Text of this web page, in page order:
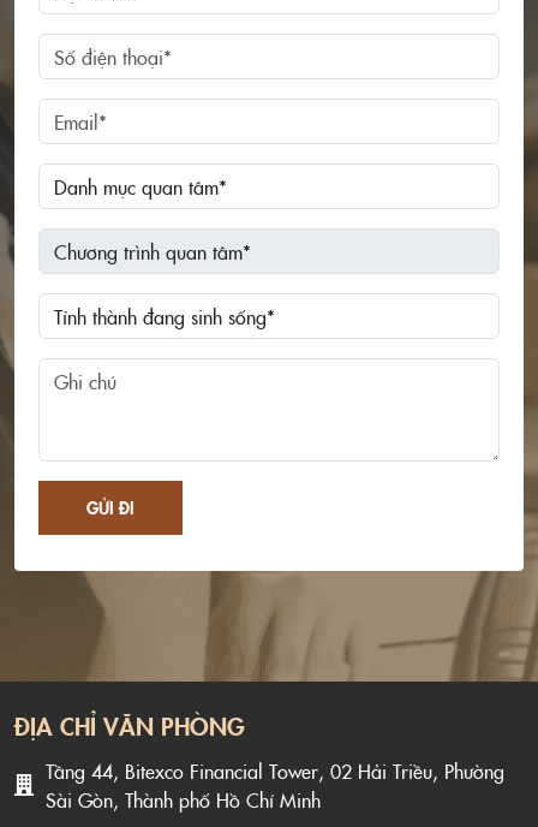
GỬI ĐI
ĐỊA CHỈ VĂN PHÒNG
Tầng 44, Bitexco Financial Tower, 02 Hải Triều, Phường
Sài Gòn, Thành phố Hồ Chí Minh